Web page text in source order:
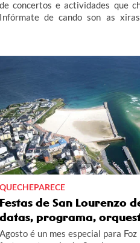
de concertos e actividades que
Infórmate de cando son as
QUECHEPARECE
Festas de San Lourenzo
datas, programa,
Agosto é un mes especial para